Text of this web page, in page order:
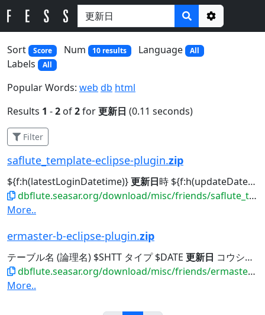
Options
Sort
Score Num 10 results Language All
Labels All
Popular Words: web db html
Results 1 -2 of2for更新日 (0.11 seconds)
Filter
saflute_template-eclipse-plugin.zip
${f:h(latestLoginDatetime)}更新日時 ${f:h(updateDatetime)} 会員一覧へ...新規登録 会員ID 会員名 会員ステータス 正式会員日 会員
dbflute.seasar.org/download/misc/friends/saflute_template-eclipse-plugin.zip
More..
ermaster-b-eclipse-plugin.zip
テーブル名 (論理名) $SHTT タイプ $DATE 更新日 コウシンビ $PTN テーブル名 (物理名) $ITYP...テーブル名 (論理名) $SHTT タイプ $DATE
dbflute.seasar.org/download/misc/friends/ermaster-b-eclipse-plugin.zip
More..